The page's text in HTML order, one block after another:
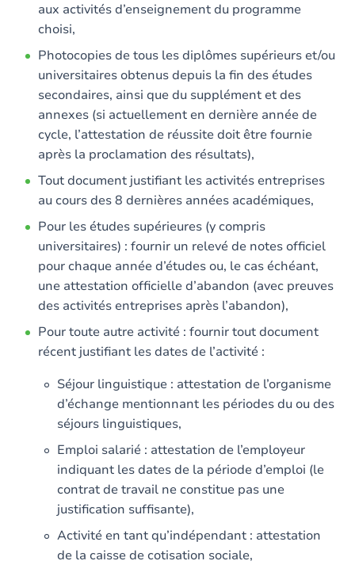
aux activités d’enseignement du programme
choisi,
Photocopies de tous les diplômes supérieurs et/ou
universitaires obtenus depuis la fin des études
secondaires, ainsi que du supplément et des
annexes (si actuellement en dernière année de
cycle, l’attestation de réussite doit être fournie
après la proclamation des résultats),
Tout document justifiant les activités entreprises
au cours des 8 dernières années académiques,
Pour les études supérieures (y compris
universitaires) : fournir un relevé de notes officiel
pour chaque année d’études ou, le cas échéant,
une attestation officielle d’abandon (avec preuves
des activités entreprises après l’abandon),
Pour toute autre activité : fournir tout document
récent justifiant les dates de l’activité :
Séjour linguistique : attestation de l’organisme
d’échange mentionnant les périodes du ou des
séjours linguistiques,
Emploi salarié : attestation de l’employeur
indiquant les dates de la période d’emploi (le
contrat de travail ne constitue pas une
justification suffisante),
Activité en tant qu’indépendant : attestation
de la caisse de cotisation sociale,